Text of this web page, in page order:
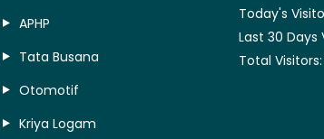
APHP
Tata Busana
Otomotif
Kriya Logam
Today's
Last 30 Days
Total